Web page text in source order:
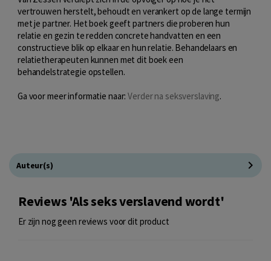
vertrouwen herstelt, behoudt en verankert op de lange termijn
met je partner. Het boek geeft partners die proberen hun
relatie en gezin te redden concrete handvatten en een
constructieve blik op elkaar en hun relatie. Behandelaars en
relatietherapeuten kunnen met dit boek een
behandelstrategie opstellen.
Ga voor meer informatie naar:Verder na seksverslaving.
Auteur(s)
Reviews 'Als seks verslavend wordt'
Er zijn nog geen reviews voor dit product